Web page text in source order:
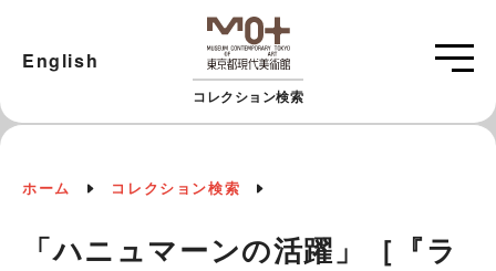
コレクション検索
English
ホーム コレクション検索
「ハニュマーンの活躍」［『ラ